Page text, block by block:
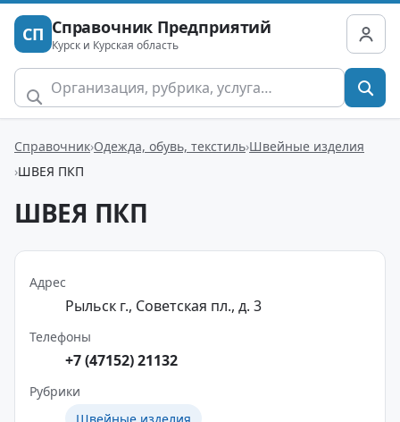
СП Справочник Предприятий
Курск и Курская область
Справочник Одежда, обувь, текстиль Швейные изделия
ШВЕЯ ПКП
ШВЕЯ ПКП
Адрес
Рыльск г., Советская пл., д. 3
Телефоны
+7 (47152) 21132
Рубрики
Швейные изделия